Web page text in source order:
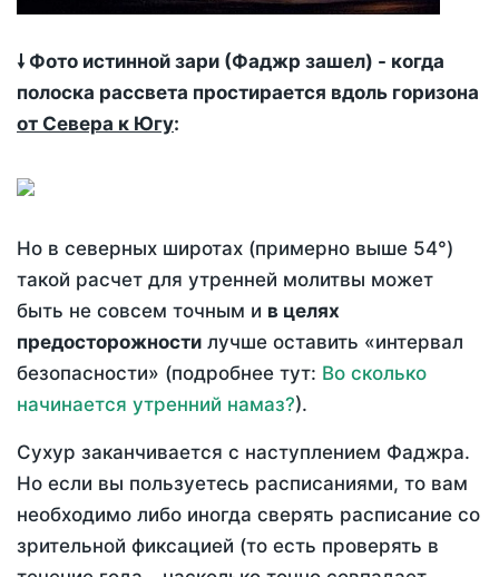
🠗 Фото истинной зари (Фаджр зашел) - когда
полоска рассвета простирается вдоль горизона
от Севера к Югу:
Но в северных широтах (примерно выше 54°)
такой расчет для утренней молитвы может
быть не совсем точным и в целях
предосторожности лучше оставить «интервал
безопасности» (подробнее тут: Во сколько
начинается утренний намаз?).
Сухур заканчивается с наступлением Фаджра.
Но если вы пользуетесь расписаниями, то вам
необходимо либо иногда сверять расписание со
зрительной фиксацией (то есть проверять в